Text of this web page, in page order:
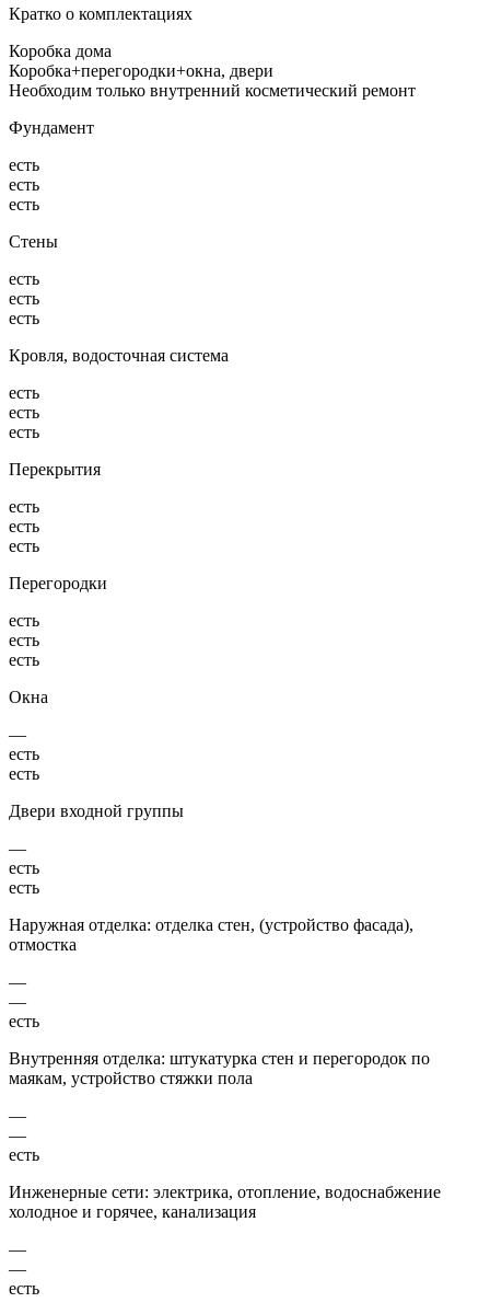
Кратко о комплектациях
Коробка дома
Коробка+перегородки+окна, двери
Необходим только внутренний косметический ремонт
Фундамент
есть
есть
есть
Стены
есть
есть
есть
Кровля, водосточная система
есть
есть
есть
Перекрытия
есть
есть
есть
Перегородки
есть
есть
есть
Окна
—
есть
есть
Двери входной группы
—
есть
есть
Наружная отделка: отделка стен, (устройство фасада),
отмостка
—
—
есть
Внутренняя отделка: штукатурка стен и перегородок по
маякам, устройство стяжки пола
—
—
есть
Инженерные сети: электрика, отопление, водоснабжение
холодное и горячее, канализация
—
—
есть